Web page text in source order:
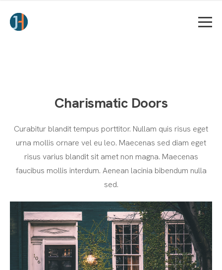
Charismatic Doors
Curabitur blandit tempus porttitor. Nullam quis risus eget
urna mollis ornare vel eu leo. Maecenas sed diam eget
risus varius blandit sit amet non magna. Maecenas
faucibus mollis interdum. Aenean lacinia bibendum nulla
sed.